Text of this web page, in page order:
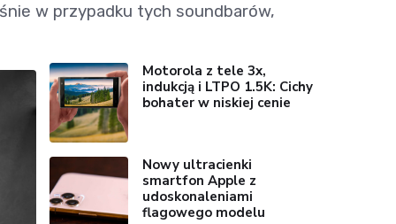
w przypadku tych soundbarów,
Motorola z tele 3x,
indukcją i LTPO 1.5K: Cichy
bohater w niskiej cenie
Nowy ultracienki
smartfon Apple z
udoskonaleniami
flagowego modelu